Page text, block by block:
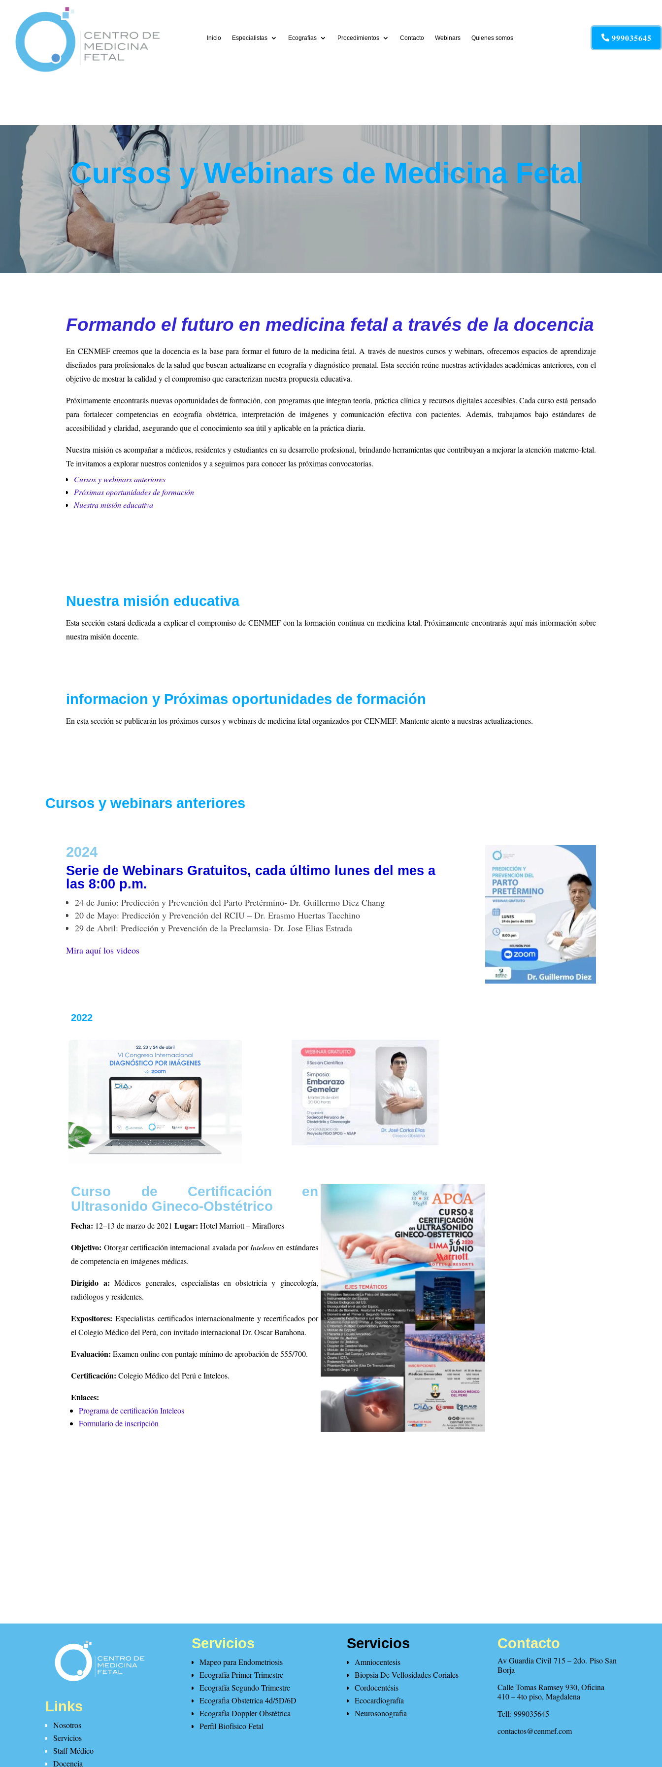
Inicio Especialistas Ecografias Procedimientos Contacto Webinars Quienes somos 999035645
Cursos y Webinars de Medicina Fetal
Formando el futuro en medicina fetal a través de la docencia
En CENMEF creemos que la docencia es la base para formar el futuro de la medicina fetal. A través de nuestros cursos y webinars, ofrecemos espacios de aprendizaje
diseñados para profesionales de la salud que buscan actualizarse en ecografía y diagnóstico prenatal. Esta sección reúne nuestras actividades académicas anteriores, con el
objetivo de mostrar la calidad y el compromiso que caracterizan nuestra propuesta educativa.
Próximamente encontrarás nuevas oportunidades de formación, con programas que integran teoría, práctica clínica y recursos digitales accesibles. Cada curso está pensado
para fortalecer competencias en ecografía obstétrica, interpretación de imágenes y comunicación efectiva con pacientes. Además, trabajamos bajo estándares de
accesibilidad y claridad, asegurando que el conocimiento sea útil y aplicable en la práctica diaria.
Nuestra misión es acompañar a médicos, residentes y estudiantes en su desarrollo profesional, brindando herramientas que contribuyan a mejorar la atención materno-fetal.
Te invitamos a explorar nuestros contenidos y a seguirnos para conocer las próximas convocatorias.
Cursos y webinars anteriores
Próximas oportunidades de formación
Nuestra misión educativa
Nuestra misión educativa
Esta sección estará dedicada a explicar el compromiso de CENMEF con la formación continua en medicina fetal. Próximamente encontrarás aquí más información sobre
nuestra misión docente.
informacion y Próximas oportunidades de formación
En esta sección se publicarán los próximos cursos y webinars de medicina fetal organizados por CENMEF. Mantente atento a nuestras actualizaciones.
Cursos y webinars anteriores
2024
Serie de Webinars Gratuitos, cada último lunes del mes a
las 8:00 p.m.
24 de Junio: Predicción y Prevención del Parto Pretérmino- Dr. Guillermo Diez Chang
20 de Mayo: Predicción y Prevención del RCIU – Dr. Erasmo Huertas Tacchino
29 de Abril: Predicción y Prevención de la Preclamsia- Dr. Jose Elias Estrada
Mira aquí los videos
2022
Curso de Certificación en
Ultrasonido Gineco-Obstétrico
Fecha: 12–13 de marzo de 2021Lugar: Hotel Marriott – Miraflores
Objetivo: Otorgar certificación internacional avalada porInteleosen estándares
de competencia en imágenes médicas.
Dirigido a: Médicos generales, especialistas en obstetricia y ginecología,
radiólogos y residentes.
Expositores: Especialistas certificados internacionalmente y recertificados por
el Colegio Médico del Perú, con invitado internacional Dr. Oscar Barahona.
Evaluación: Examen online con puntaje mínimo de aprobación de 555/700.
Certificación: Colegio Médico del Perú e Inteleos.
Enlaces:
Programa de certificación Inteleos
Formulario de inscripción
Links
Nosotros
Servicios
Staff Médico
Docencia
Servicios
Mapeo para Endometriosis
Ecografía Primer Trimestre
Ecografía Segundo Trimestre
Ecografia Obstetrica 4d/5D/6D
Ecografía Doppler Obstétrica
Perfil Biofísico Fetal
Servicios
Amniocentesis
Biopsia De Vellosidades Coriales
Cordocentésis
Ecocardiografía
Neurosonografia
Contacto
Av Guardia Civil 715 – 2do. Piso San
Borja
Calle Tomas Ramsey 930, Oficina
410 – 4to piso, Magdalena
Telf: 999035645
contactos@cenmef.com